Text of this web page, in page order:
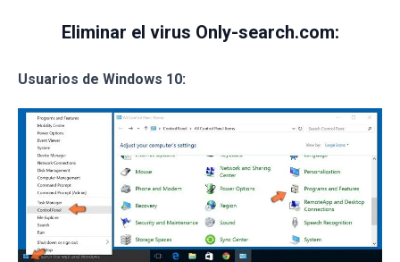
Eliminar el virus Only-search.com:
Usuarios de Windows 10: